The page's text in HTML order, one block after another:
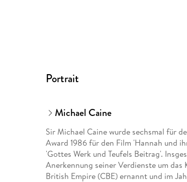
Portrait
Michael Caine
Sir Michael Caine wurde sechsmal für
Award 1986 für den Film 'Hannah und
'Gottes Werk und Teufels Beitrag'.
Anerkennung seiner Verdienste um
British Empire (CBE) ernannt und im